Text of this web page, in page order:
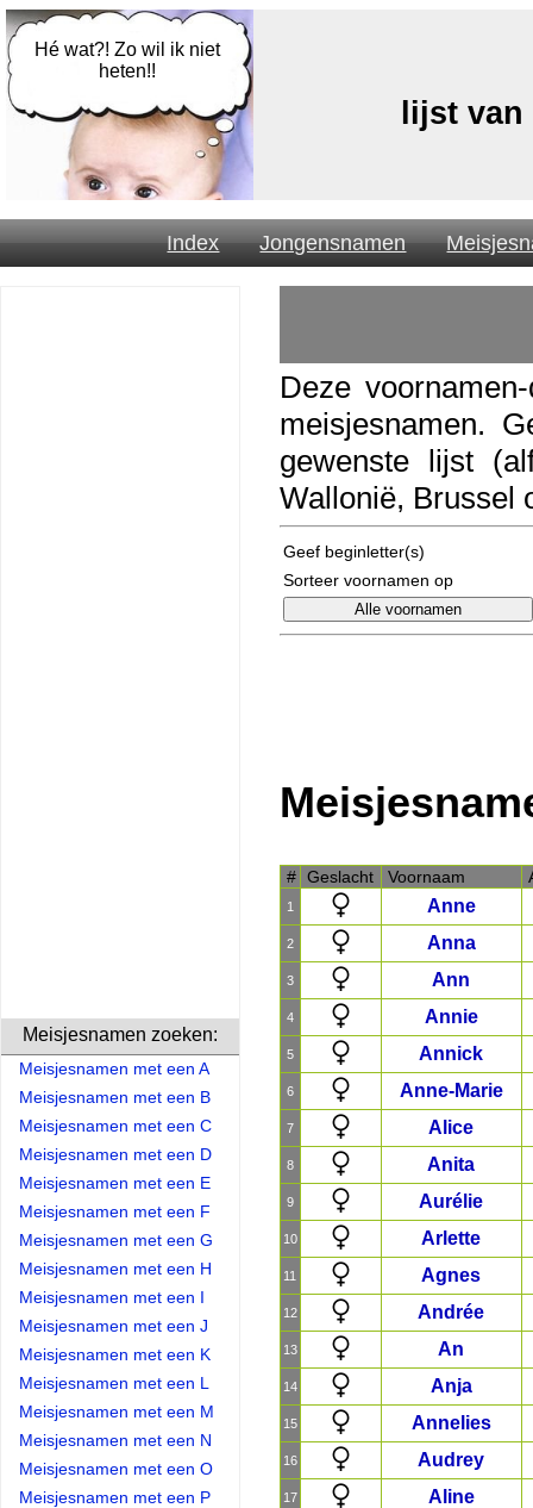
Hé wat?! Zo wil ik niet
heten!!
lijst
Index Jongensnamen
Meisjesnamen zoeken:
Meisjesnamen met een A
Meisjesnamen met een B
Meisjesnamen met een C
Meisjesnamen met een D
Meisjesnamen met een E
Meisjesnamen met een F
Meisjesnamen met een G
Meisjesnamen met een H
Meisjesnamen met een I
Meisjesnamen met een J
Meisjesnamen met een K
Meisjesnamen met een L
Meisjesnamen met een M
Meisjesnamen met een N
Meisjesnamen met een O
Meisjesnamen met een P
Deze
meisjesnamen.
gewenste lijst
Wallonië, Brussel
Geef beginletter(s)
Sorteer voornamen op
# Geslacht Voornaam
1 Anne
2 Anna
3 Ann
4 Annie
5 Annick
6 Anne-Marie
7 Alice
8 Anita
9 Aurélie
10 Arlette
11 Agnes
12 Andrée
13 An
14 Anja
15 Annelies
16 Audrey
17 Aline